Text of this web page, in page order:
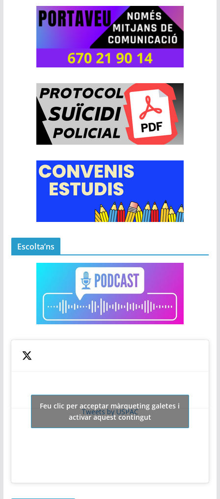
Escolta’ns
Tweets by USPAC
Feu clic per acceptar màrqueting galetes i
activar aquest contingut